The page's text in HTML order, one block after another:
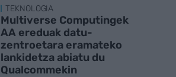
TEKNOLOGIA
Multiverse Computingek
AA ereduak datu-
zentroetara eramateko
lankidetza abiatu du
Qualcommekin